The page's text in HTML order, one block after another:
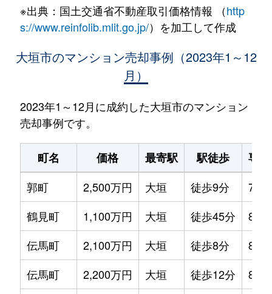
※出典：国土交通省不動産取引価格情報 （http
s://www.reinfolib.mlit.go.jp/）を加工して作成
大垣市のマンション売却事例（2023年1～12
月）
2023年1～12月に成約した大垣市のマンション
売却事例です。
町名 価格 最寄駅 駅徒歩
専
郭町
2,500万円 大垣 徒歩9分
鶴見町
1,100万円 大垣 徒歩45分
伝馬町
2,100万円 大垣 徒歩8分
伝馬町
2,200万円 大垣 徒歩12分